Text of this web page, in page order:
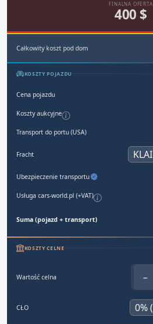
FINALNA OFERTA
400 $
Całkowity koszt pod dom
KOSZTY POJAZDU
Cena pojazdu
Koszty aukcyjne
Transport do portu (USA)
Fracht
Ubezpieczenie transportu
Usługa cars-world.pl (+VAT)
Suma (pojazd + transport)
KOSZTY CELNE
Wartość celna −
CŁO